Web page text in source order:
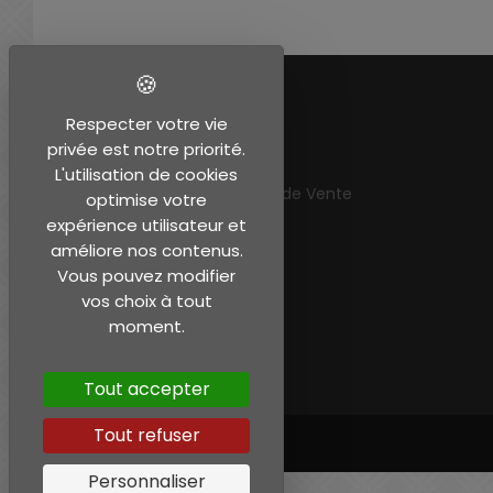
EN SAVOIR PLUS
Mentions légales
Conditions Générales de Vente
Mon compte
Respecter votre vie
privée est notre priorité.
L'utilisation de cookies
optimise votre
expérience utilisateur et
améliore nos contenus.
Vous pouvez modifier
vos choix à tout
moment.
Tout accepter
Tout refuser
Personnaliser